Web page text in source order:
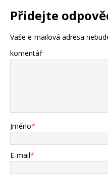
Přidejte
Vaše e-mailová adresa
komentář
Jméno*
E-mail*